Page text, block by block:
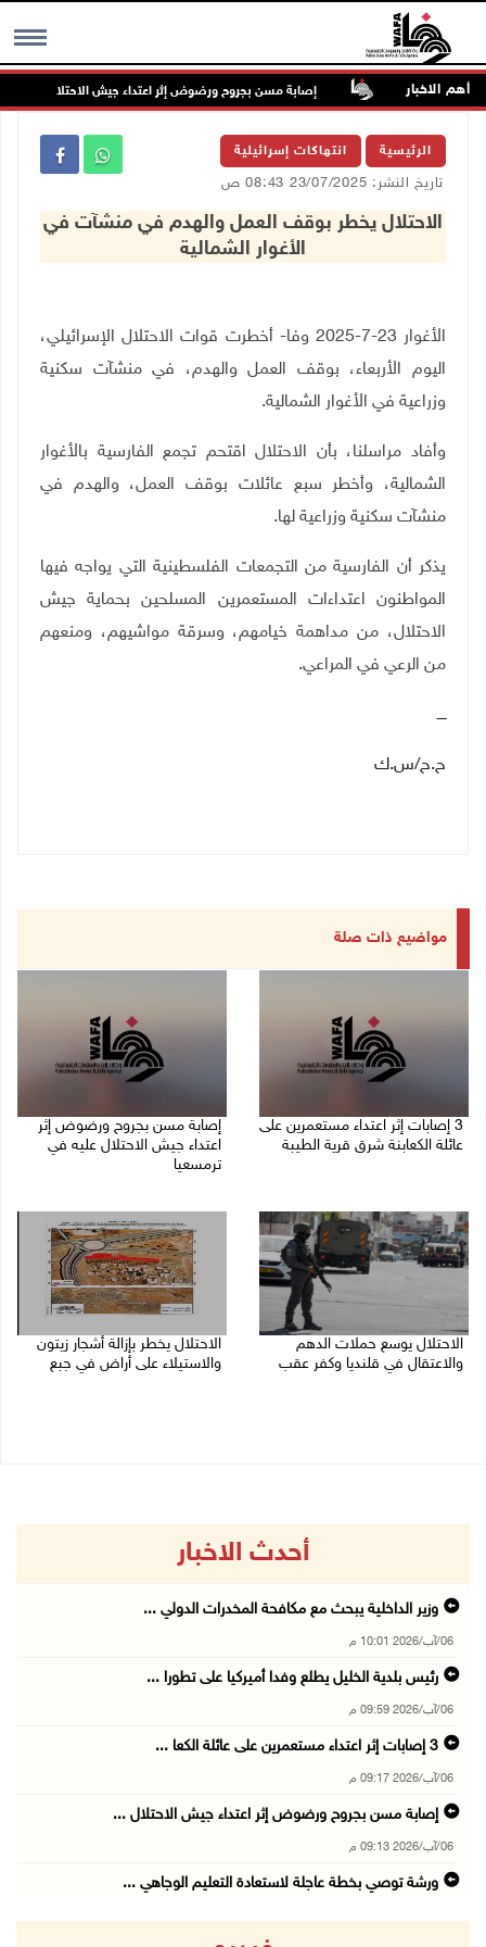
MENU أهم الاخبار
الخدمات إصابة مسن بجروح ورضوض إثر اعتداء جيش الاحتلال عليه في
الرئيسية انتهاكات إسرائيلية
تاريخ النشر: 23/07/2025 08:43 ص
الاحتلال يخطر بوقف العمل والهدم في منشآت في
الأغوار الشمالية
الأغوار 23-7-2025 وفا- أخطرت قوات الاحتلال الإسرائيلي،
اليوم الأربعاء، بوقف العمل والهدم، في منشآت سكنية
وزراعية في الأغوار الشمالية.
وأفاد مراسلنا، بأن الاحتلال اقتحم تجمع الفارسية بالأغوار
الشمالية، وأخطر سبع عائلات بوقف العمل، والهدم في
منشآت سكنية وزراعية لها.
يذكر أن الفارسية من التجمعات الفلسطينية التي يواجه فيها
المواطنون اعتداءات المستعمرين المسلحين بحماية جيش
الاحتلال، من مداهمة خيامهم، وسرقة مواشيهم، ومنعهم
من الرعي في المراعي.
ــــ
ح.ح/س.ك
مواضيع ذات صلة
‏3 إصابات إثر اعتداء مستعمرين على
عائلة الكعابنة شرق قرية الطيبة
إصابة مسن بجروح ورضوض إثر
اعتداء جيش الاحتلال عليه في
ترمسعيا
الاحتلال يوسع حملات الدهم
والاعتقال في قلنديا وكفر عقب
الاحتلال يخطر بإزالة أشجار زيتون
والاستيلاء على أراض في جبع
أحدث الاخبار
وزير الداخلية يبحث مع مكافحة المخدرات الدولي ...
06/آب/2026 10:01 م
رئيس بلدية الخليل يطلع وفدا أميركيا على تطورا ...
06/آب/2026 09:59 م
06/آب/2026 09:17 م
إصابة مسن بجروح ورضوض إثر اعتداء جيش الاحتلال ...
06/آب/2026 09:13 م
ورشة توصي بخطة عاجلة لاستعادة التعليم الوجاهي ...